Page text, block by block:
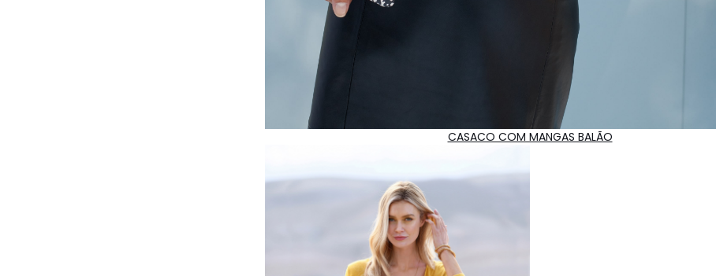
CASACO COM MANGAS BALÃO